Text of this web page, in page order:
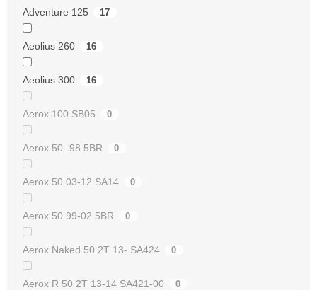
Adventure 125 17
Aeolius 260 16
Aeolius 300 16
Aerox 100 SB05 0
Aerox 50 -98 5BR 0
Aerox 50 03-12 SA14 0
Aerox 50 99-02 5BR 0
Aerox Naked 50 2T 13- SA424 0
Aerox R 50 2T 13-14 SA421-00 0